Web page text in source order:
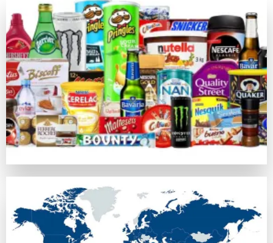
ライブカジノゲーム
カジノラッキーTAROチームが特別に推薦するカテゴリが
カジノラッキー太郎の評価基準
カジノラッキーTAROでは、ユーザーの皆さまに信用でき
口コミ・信頼
オンラインカジノの評判はプレイヤーの意見や業界評判に
比較対象としてhttps://casinoluckytaro.com/ が紹介されること
ボーナス特典とプロモーション
ウェルカムボーナスやフリースピン、返金など、各オンラ